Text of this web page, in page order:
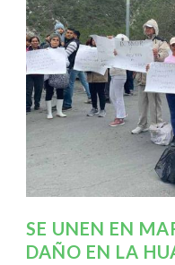
SE UNEN EN
DAÑO EN LA